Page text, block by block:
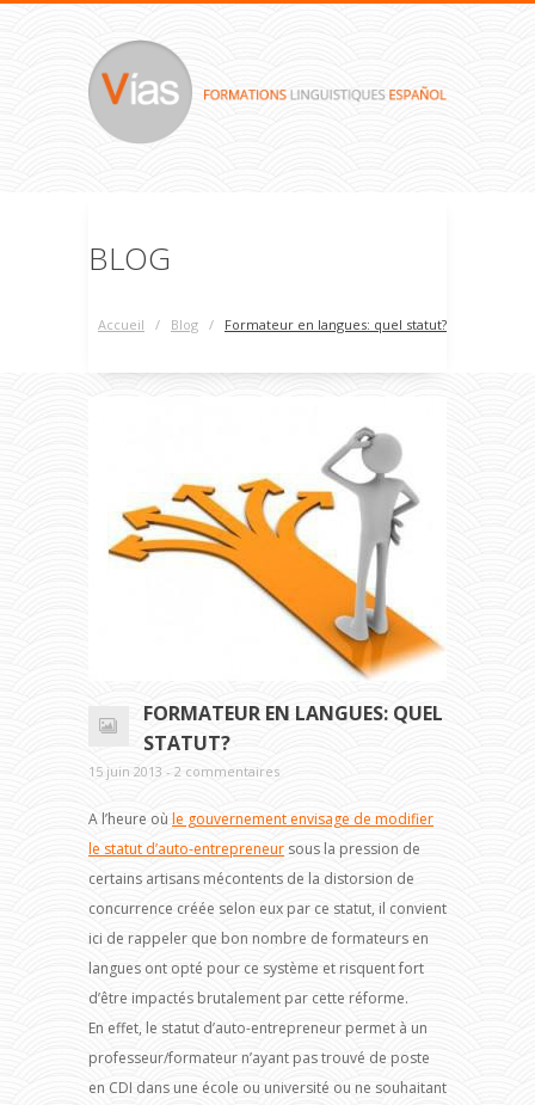
BLOG
Accueil / Blog / Formateur en langues: quel statut?
FORMATEUR EN LANGUES: QUEL
STATUT?
15 juin 2013 - 2 commentaires
A l’heure où le gouvernement envisage de modifier
le statut d’auto-entrepreneur sous la pression de
certains artisans mécontents de la distorsion de
concurrence créée selon eux par ce statut, il convient
ici de rappeler que bon nombre de formateurs en
langues ont opté pour ce système et risquent fort
d’être impactés brutalement par cette réforme.
En effet, le statut d’auto-entrepreneur permet à un
professeur/formateur n’ayant pas trouvé de poste
en CDI dans une école ou université ou ne souhaitant